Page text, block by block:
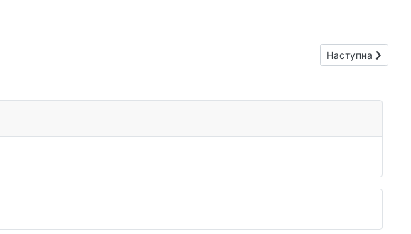
Наступна
Наступна